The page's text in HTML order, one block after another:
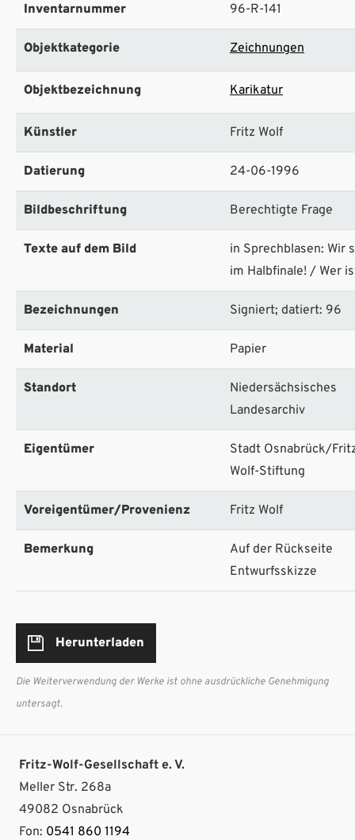
Inventarnummer 96-R-141
Objektkategorie Zeichnungen
Objektbezeichnung Karikatur
Künstler Fritz Wolf
Datierung 24-06-1996
Bildbeschriftung Berechtigte Frage
Texte auf dem Bild
in Sprechblasen: Wir
im Halbfinale! / Wer
Bezeichnungen Signiert; datiert: 96
Material Papier
Standort
Niedersächsisches
Landesarchiv
Eigentümer
Stadt Osnabrück/
Wolf-Stiftung
Voreigentümer/Provenienz Fritz Wolf
Bemerkung
Auf der Rückseite
Entwurfsskizze
Herunterladen
Die Weiterverwendung der Werke ist ohne ausdrückliche Genehmigung
untersagt.
Fritz-Wolf-Gesellschaft e. V.
Meller Str. 268a
49082 Osnabrück
Fon: 0541 860 1194